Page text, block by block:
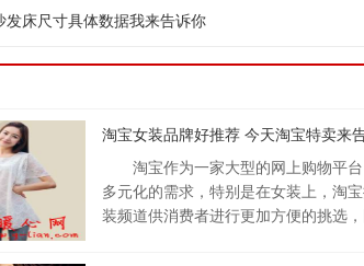
发床尺寸具体数据我来告诉你
淘宝女装品牌好推荐 今天淘宝特卖来
淘宝作为一家大型的网上购物平
多元化的需求，特别是在女装上，淘
装频道供消费者进行更加方便的挑选，